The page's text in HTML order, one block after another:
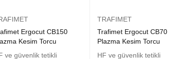
Ergocut CB150
Kesim Torcu
ve güvenlik tetikli
TRAFIMET
Trafimet Ergocut CB70
Plazma Kesim Torcu
HF ve güvenlik tetikli